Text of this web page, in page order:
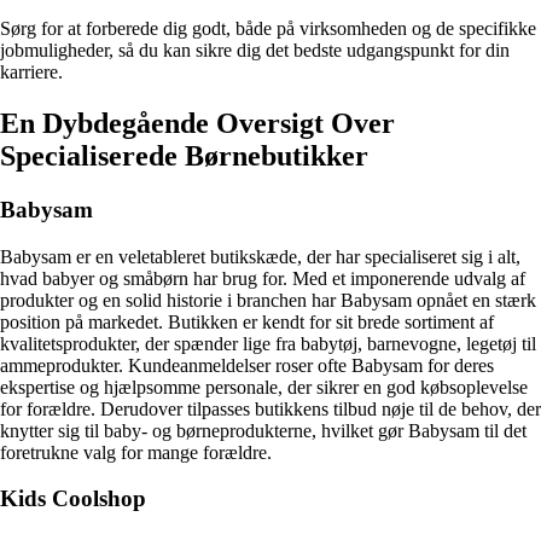
Sørg for at forberede dig godt, både på virksomheden og de specifikke
jobmuligheder, så du kan sikre dig det bedste udgangspunkt for din
karriere.
En Dybdegående Oversigt Over
Specialiserede Børnebutikker
Babysam
Babysam er en veletableret butikskæde, der har specialiseret sig i alt,
hvad babyer og småbørn har brug for. Med et imponerende udvalg af
produkter og en solid historie i branchen har Babysam opnået en stærk
position på markedet. Butikken er kendt for sit brede sortiment af
kvalitetsprodukter, der spænder lige fra babytøj, barnevogne, legetøj til
ammeprodukter. Kundeanmeldelser roser ofte Babysam for deres
ekspertise og hjælpsomme personale, der sikrer en god købsoplevelse
for forældre. Derudover tilpasses butikkens tilbud nøje til de behov, der
knytter sig til baby- og børneprodukterne, hvilket gør Babysam til det
foretrukne valg for mange forældre.
Kids Coolshop